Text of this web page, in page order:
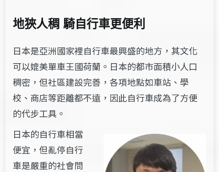
地狹人稠 騎自行車更便利
日本是亞洲國家裡自行車最興盛的地方，其文化
可以媲美單車王國荷蘭。日本的都市面積小人口
稠密，但社區建設完善，各項地點如車站、學
校、商店等距離都不遠，因此自行車成為了方便
的代步工具。
日本的自行車相當
便宜，但亂停自行
車是嚴重的社會問